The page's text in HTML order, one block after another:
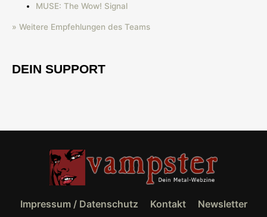
MUSE: The Wow! Signal
» Weitere Empfehlungen des Teams
DEIN SUPPORT
Impressum / Datenschutz Kontakt Newsletter